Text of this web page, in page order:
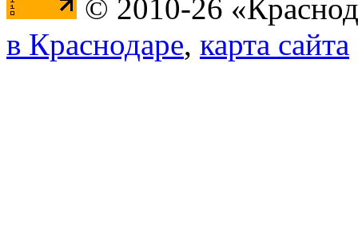
© 2010-26
в Краснодаре, карта сайта